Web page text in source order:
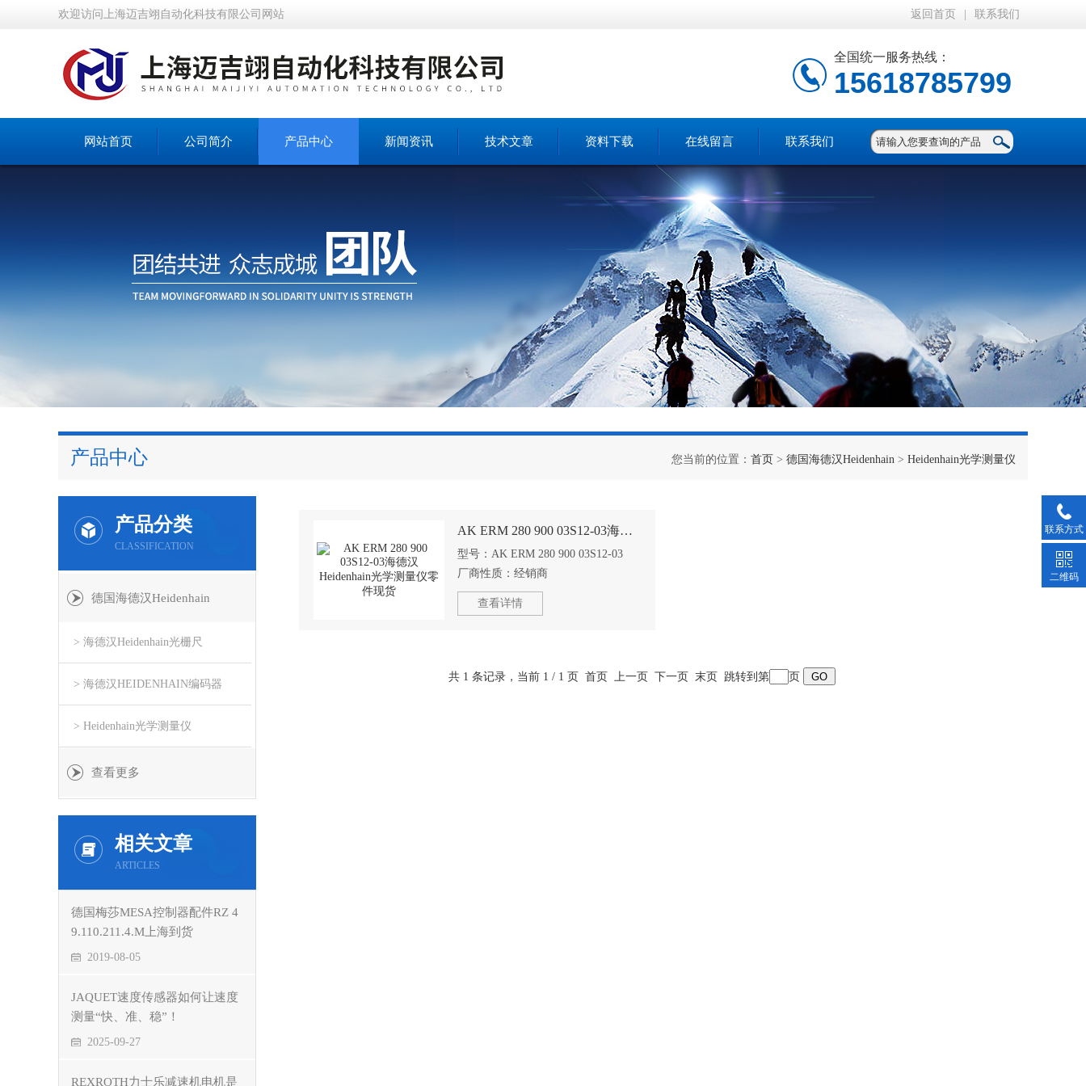
欢迎访问上海迈吉翊自动化科技有限公司网站 返回首页 联系我们
全国统一服务热线：
15618785799
网站首页 公司简介 产品中心 新闻资讯 技术文章 资料下载 在线留言 联系我们
产品中心 您当前的位置： 首页 > 德国海德汉Heidenhain > Heidenhain光学测量仪
产品分类
CLASSIFICATION
德国海德汉Heidenhain
> 海德汉Heidenhain光栅尺
> 海德汉HEIDENHAIN编码器
> Heidenhain光学测量仪
查看更多
相关文章
ARTICLES
德国梅莎MESA控制器配件RZ 4
9.110.211.4.M上海到货
2019-08-05
JAQUET速度传感器如何让速度
测量“快、准、稳”！
2025-09-27
REXROTH力士乐减速机电机是
AK ERM 280 900 03S12-03海德汉Heidenhain光学测量仪零件现货
型号：AK ERM 280 900 03S12-03
厂商性质：经销商
查看详情
共 1 条记录，当前 1 / 1 页 首页 上一页 下一页 末页 跳转到第 页
联系方式
二维码